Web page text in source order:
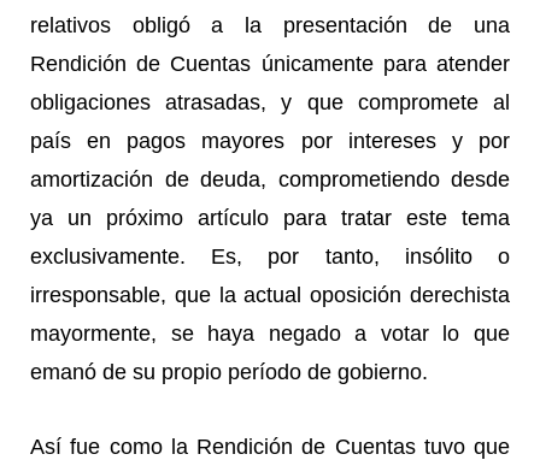
relativos obligó a la presentación de una
Rendición de Cuentas únicamente para atender
obligaciones atrasadas, y que compromete al
país en pagos mayores por intereses y por
amortización de deuda, comprometiendo desde
ya un próximo artículo para tratar este tema
exclusivamente. Es, por tanto, insólito o
irresponsable, que la actual oposición derechista
mayormente, se haya negado a votar lo que
emanó de su propio período de gobierno.
Así fue como la Rendición de Cuentas tuvo que